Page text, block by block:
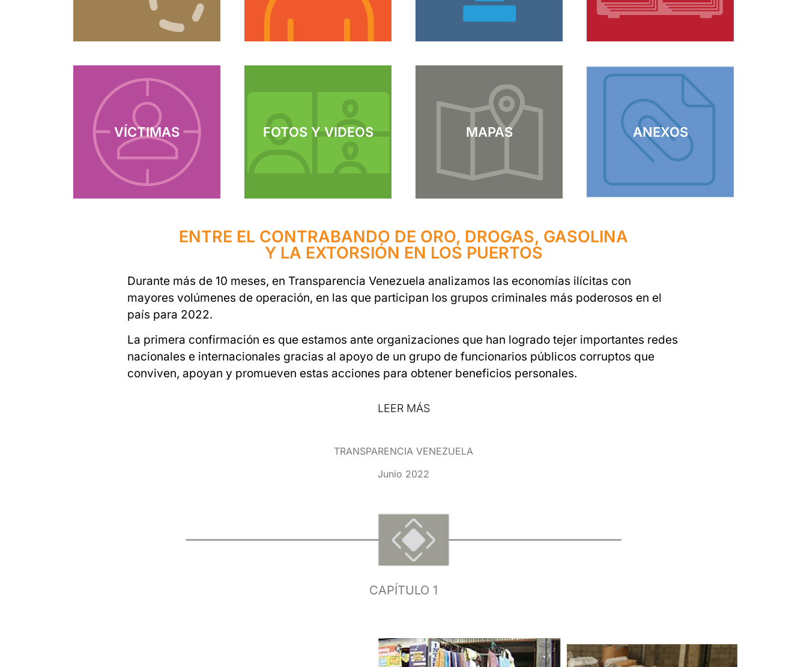
VÍCTIMAS FOTOS Y VIDEOS MAPAS ANEXOS
ENTRE EL CONTRABANDO DE ORO, DROGAS, GASOLINA
Y LA EXTORSIÓN EN LOS PUERTOS
Durante más de 10 meses, en Transparencia Venezuela analizamos las economías ilícitas con
mayores volúmenes de operación, en las que participan los grupos criminales más poderosos en el
país para 2022.
La primera confirmación es que estamos ante organizaciones que han logrado tejer importantes redes
nacionales e internacionales gracias al apoyo de un grupo de funcionarios públicos corruptos que
conviven, apoyan y promueven estas acciones para obtener beneficios personales.
LEER MÁS
TRANSPARENCIA VENEZUELA
Junio 2022
CAPÍTULO 1